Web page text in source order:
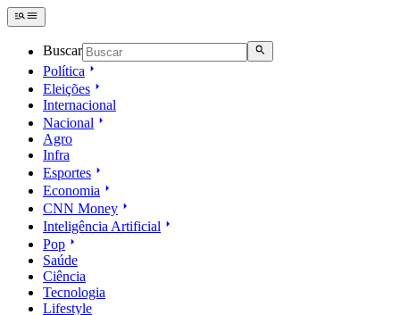
Buscar
Política
Eleições
Internacional
Nacional
Agro
Infra
Esportes
Economia
CNN Money
Inteligência Artificial
Pop
Saúde
Ciência
Tecnologia
Lifestyle